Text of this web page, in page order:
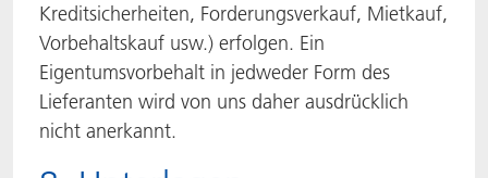
Kreditsicherheiten, Forderungsverkauf, Mietkauf,
Vorbehaltskauf usw.) erfolgen. Ein
Eigentumsvorbehalt in jedweder Form des
Lieferanten wird von uns daher ausdrücklich
nicht anerkannt.